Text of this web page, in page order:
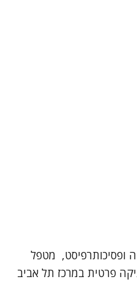
ופסיכותרפיסט, מטפל
פרטית במרכז תל אביב